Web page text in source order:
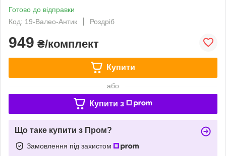
Готово до відправки
Код: 19-Валео-Антик
Роздріб
949 ₴/комплект
Купити
або
Купити з
Що таке купити з Пром?
Замовлення під захистом